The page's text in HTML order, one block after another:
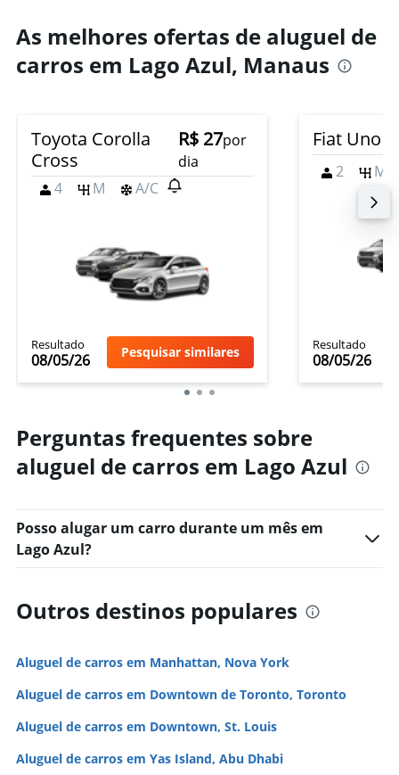
As melhores ofertas de aluguel de
carros em Lago Azul, Manaus
Toyota Corolla
Cross
R$ 27por
dia
4
M A/C
Resultado
08/05/26 Pesquisar similares
Fiat Uno
2 M
Resultado
08/05/26
Perguntas frequentes sobre
aluguel de carros em Lago Azul
Posso alugar um carro durante um mês em
Lago Azul?
Outros destinos populares
Aluguel de carros em Manhattan, Nova York
Aluguel de carros em Downtown de Toronto, Toronto
Aluguel de carros em Downtown, St. Louis
Aluguel de carros em Yas Island, Abu Dhabi